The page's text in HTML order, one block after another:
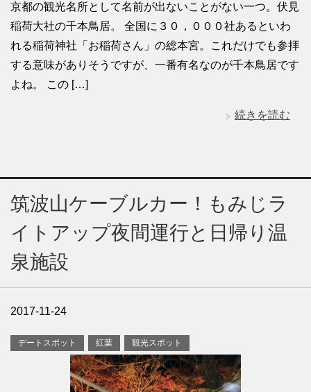
京都の観光名所として名前が出ないことがない一つ。伏見
稲荷大社の千本鳥居。 全国に３０，０００社あるといわ
れる稲荷神社「お稲荷さん」の総本宮。これだけでも参拝
する意味がありそうですが、一番有名なのが千本鳥居です
よね。 この […]
続きを読む
筑波山ケーブルカー！もみじラ
イトアップ夜間運行と日帰り温
泉施設
2017-11-24
デートスポット 紅葉 観光スポット